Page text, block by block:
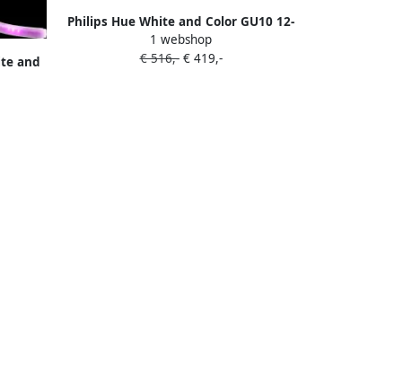
and
Philips Hue White and Color GU10 12-
pack
1 webshop
€ 516,-€ 419,-